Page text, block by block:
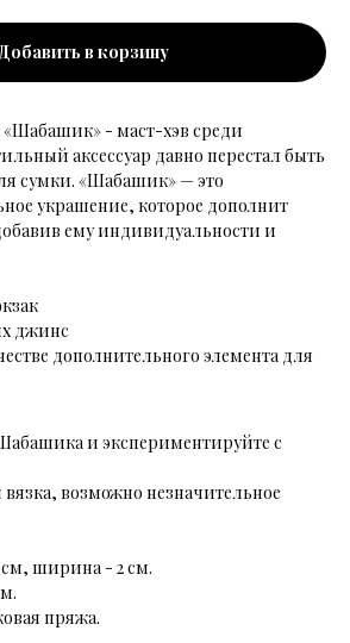
Добавить в корзину
«Шабашик» - маст-хэв среди
аксессуар давно перестал быть
сумки. «Шабашик» — это
украшение, которое дополнит
ему индивидуальности и
джинс
дополнительного элемента для
и экспериментируйте с
возможно незначительное
ширина - 2 см.
пряжа.